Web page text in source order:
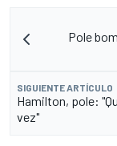
Pole
SIGUIENTE ARTÍCULO
Hamilton, pole:
vez"